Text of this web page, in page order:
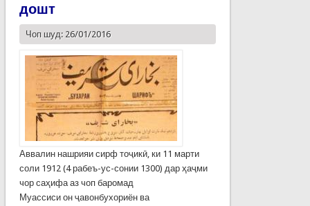
дошт
Чоп шуд: 26/01/2016
Аввалин нашрияи сирф тоҷикӣ, ки 11 марти
соли 1912 (4 рабеъ-ус-сонии 1300) дар ҳаҷми
чор саҳифа аз чоп баромад
Муассиси он ҷавонбухориён ва